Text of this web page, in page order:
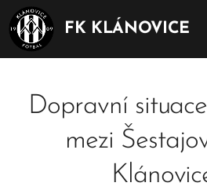
FK KLÁNOVICE
Dopravní
mezi